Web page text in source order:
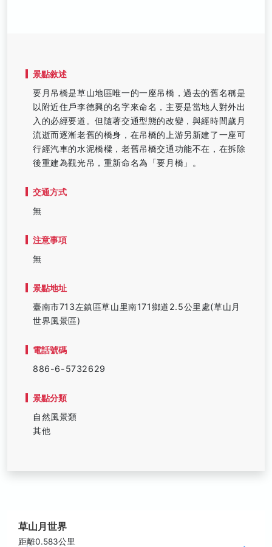
景點敘述
要月吊橋是草山地區唯一的一座吊橋，過去的舊名稱是
以附近住戶李德興的名字來命名，主要是當地人對外出
入的必經要道。但隨著交通型態的改變，與經時間歲月
流逝而逐漸老舊的橋身，在吊橋的上游另新建了一座可
行經汽車的水泥橋樑，老舊吊橋交通功能不在，在拆除
後重建為觀光吊，重新命名為「要月橋」。
交通方式
無
注意事項
無
景點地址
臺南市713左鎮區草山里南171鄉道2.5公里處(草山月
世界風景區)
電話號碼
886-6-5732629
景點分類
自然風景類
其他
草山月世界
距離0.583公里